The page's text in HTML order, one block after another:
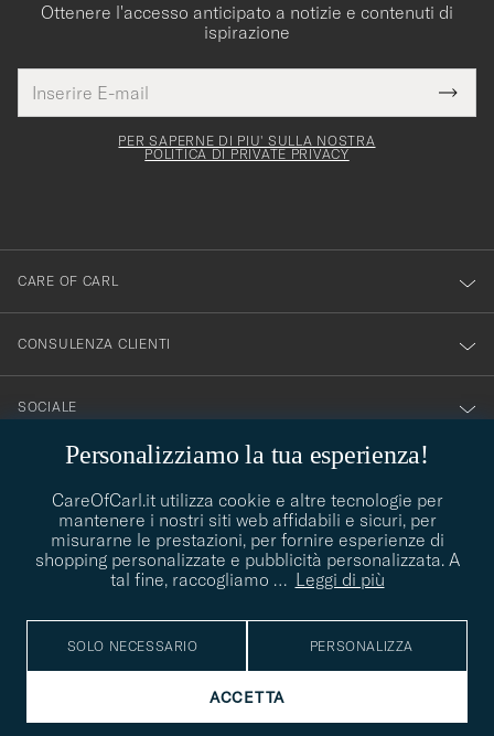
Personalizziamo la tua esperienza!
CareOfCarl.it utilizza cookie e altre tecnologie per
mantenere i nostri siti web affidabili e sicuri, per
misurarne le prestazioni, per fornire esperienze di
shopping personalizzate e pubblicità personalizzata. A
tal fine, raccogliamo … Leggi di più
SOLO NECESSARIO PERSONALIZZA
ACCETTA
Ottenere l'accesso anticipato a notizie e contenuti di
ispirazione
E-
mail
Grazie
per
PER SAPERNE DI PIU' SULLA NOSTRA
POLITICA DI PRIVATE PRIVACY
CARE OF CARL
CONSULENZA CLIENTI
SOCIALE
contact@careofcarl.com
CONSIGLI DI STILE
aiutare, siamo felici di farlo!